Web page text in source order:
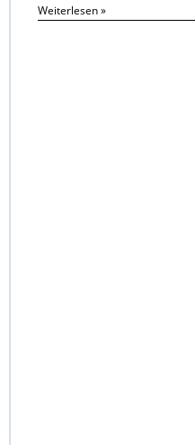
Weiterlesen »